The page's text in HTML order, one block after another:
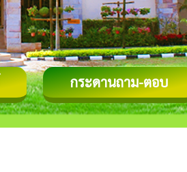
กระดานถาม-ตอบ